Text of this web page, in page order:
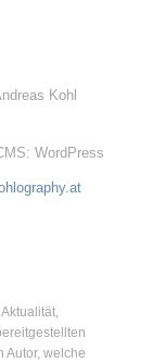
Kohl
WordPress
Autor, welche